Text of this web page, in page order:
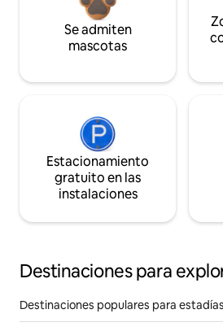
Se admiten
mascotas
Estacionamiento
gratuito en las
instalaciones
Destinaciones para
Destinaciones populares para